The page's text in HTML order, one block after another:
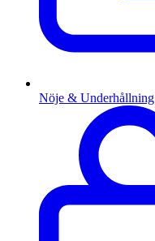
Nöje & Underhållning